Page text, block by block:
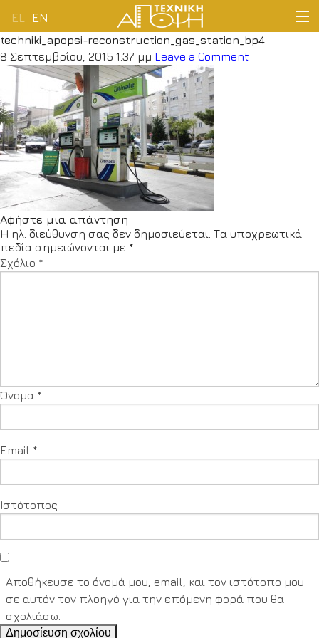
EL EN
ΑΡΧΙΚΗ
ΕΤΑΙΡΕΙΑ
ΔΡΑΣΤΗΡΙΟΤΗΤΕΣ
ΠΕΛΑΤΟΛΟΓΙΟ
ΝΕΑ
ΕΠΙΚΟΙΝΩΝΙΑ
techniki_apopsi-reconstruction_gas_station_bp4
8 Σεπτεμβρίου, 2015 1:37 μμ Leave a Comment
Αφήστε μια απάντηση
Η ηλ. διεύθυνση σας δεν δημοσιεύεται. Τα υποχρεωτικά
πεδία σημειώνονται με *
Σχόλιο *
Όνομα *
Email *
Ιστότοπος
Αποθήκευσε το όνομά μου, email, και τον ιστότοπο μου
σε αυτόν τον πλοηγό για την επόμενη φορά που θα
σχολιάσω.